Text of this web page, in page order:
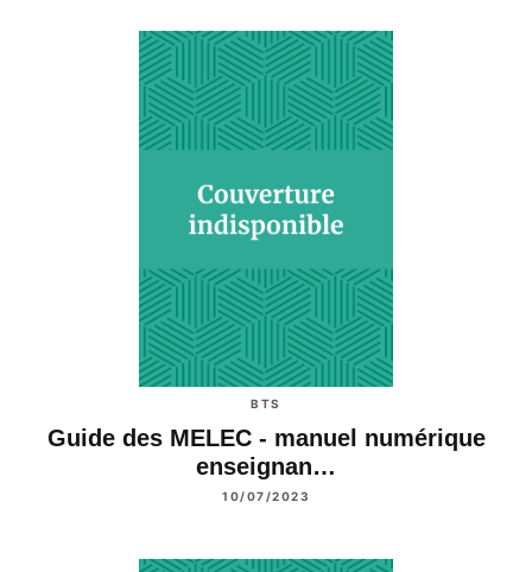
BTS
Guide des MELEC - manuel numérique
enseignan…
10/07/2023